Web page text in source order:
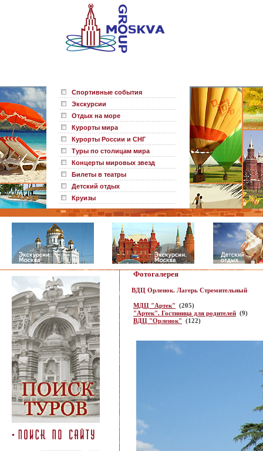
Спортивные события
Экскурсии
Отдых на море
Курорты мира
Курорты России и СНГ
Туры по столицам мира
Концерты мировых звезд
Билеты в театры
Детский отдых
Круизы
Фотогалерея
ВДЦ Орленок. Лагерь Стремительный
МДЦ "Артек" (205)
"Артек". Гостиница для родителей (9)
ВДЦ "Орленок" (122)